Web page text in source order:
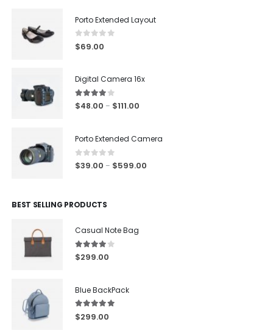
Porto Extended Layout
0 out of 5
$69.00
Digital Camera 16x
4.00out of 5
$48.00 – $111.00
Porto Extended Camera
0out of 5
$39.00 – $599.00
BEST SELLING PRODUCTS
Casual Note Bag
4.00out of 5
$299.00
Blue BackPack
5.00out of 5
$299.00